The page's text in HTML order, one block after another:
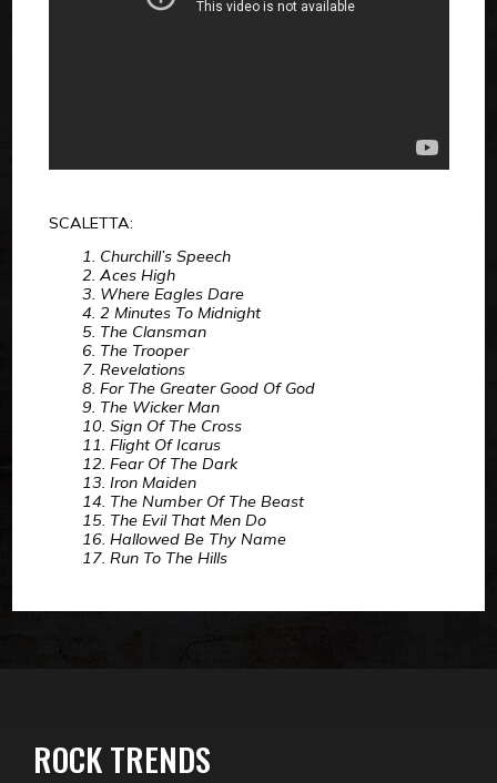
SCALETTA:
1. Churchill’s Speech
2. Aces High
3. Where Eagles Dare
4. 2 Minutes To Midnight
5. The Clansman
6. The Trooper
7. Revelations
8. For The Greater Good Of God
9. The Wicker Man
10. Sign Of The Cross
11. Flight Of Icarus
12. Fear Of The Dark
13. Iron Maiden
14. The Number Of The Beast
15. The Evil That Men Do
16. Hallowed Be Thy Name
17. Run To The Hills
ROCK TRENDS